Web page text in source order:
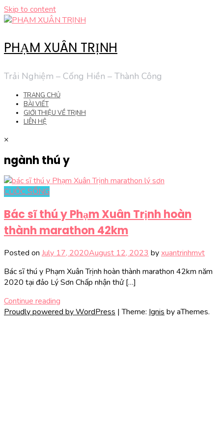
Skip to content
PHẠM XUÂN TRỊNH
Trải Nghiệm – Cống Hiền – Thành Công
TRANG CHỦ
BÀI VIẾT
GIỚI THIỆU VỀ TRỊNH
LIÊN HỆ
×
ngành thú y
CUỘC SỐNG
Bác sĩ thú y Phạm Xuân Trịnh hoàn
thành marathon 42km
Posted on July 17, 2020August 12, 2023 byxuantrinhmvt
Bác sĩ thú y Phạm Xuân Trịnh hoàn thành marathon 42km năm
2020 tại đảo Lý Sơn Chấp nhận thử […]
Continue reading
Proudly powered by WordPress |Theme: Ignis by aThemes.